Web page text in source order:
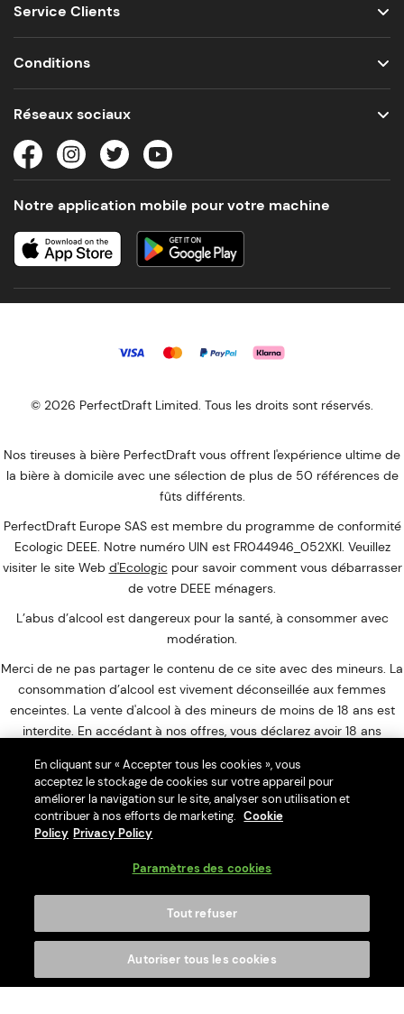
Service Clients
Conditions
Réseaux sociaux
Notre application mobile pour votre machine
© 2026 PerfectDraft Limited. Tous les droits sont réservés.
Nos tireuses à bière PerfectDraft vous offrent l'expérience ultime de
la bière à domicile avec une sélection de plus de 50 références de
fûts différents.
PerfectDraft Europe SAS est membre du programme de conformité
Ecologic DEEE. Notre numéro UIN est FR044946_052XKI. Veuillez
visiter le site Web d'Ecologic pour savoir comment vous débarrasser
de votre DEEE ménagers.
L’abus d’alcool est dangereux pour la santé, à consommer avec
modération.
Merci de ne pas partager le contenu de ce site avec des mineurs. La
consommation d’alcool est vivement déconseillée aux femmes
enceintes. La vente d'alcool à des mineurs de moins de 18 ans est
interdite. En accédant à nos offres, vous déclarez avoir 18 ans
Interdiction de vente de boissons alcooliques aux mineurs de
moins de 18 ans
CODE DE LA SANTÉ PUBLIQUE : ART. L. 3342-1. L. 3342-3
En cliquant sur « Accepter tous les cookies », vous
acceptez le stockage de cookies sur votre appareil pour
améliorer la navigation sur le site, analyser son utilisation et
contribuer à nos efforts de marketing. Cookie
Policy Privacy Policy
Paramètres des cookies
Tout refuser
Autoriser tous les cookies